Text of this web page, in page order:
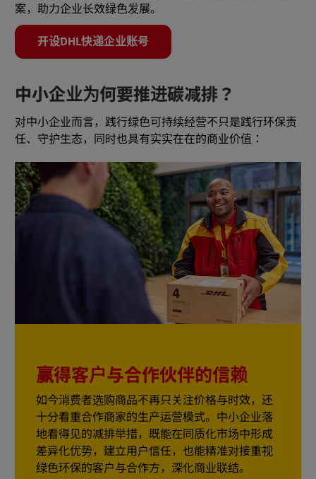
案，助力企业长效绿色发展。
开设DHL快递企业账号
中小企业为何要推进碳减排？
对中小企业而言，践行绿色可持续经营不只是践行环保责
任、守护生态，同时也具有实实在在的商业价值：
赢得客户与合作伙伴的信赖
如今消费者选购商品不再只关注价格与时效，还
十分看重合作商家的生产运营模式。中小企业落
地看得见的减排举措，既能在同质化市场中形成
差异化优势，建立用户信任，也能精准对接重视
绿色环保的客户与合作方，深化商业联结。